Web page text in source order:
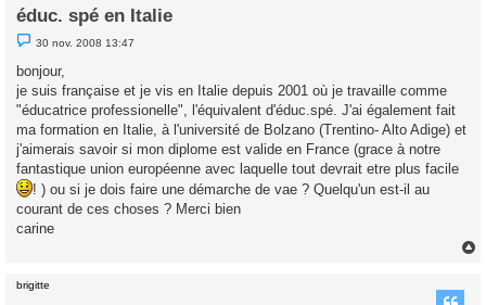
éduc. spé en Italie
M
e
s
a
g
e
n
n
l
30 nov. 2008 13:47
bonjour,
je suis française et je vis en Italie depuis 2001 où je travaille comme
"éducatrice professionelle", l'équivalent d'éduc.spé. J'ai également fait
ma formation en Italie, à l'université de Bolzano (Trentino- Alto Adige) et
j'aimerais savoir si mon diplome est valide en France (grace à notre
fantastique union européenne avec laquelle tout devrait etre plus facile
! ) ou si je dois faire une démarche de vae ? Quelqu'un est-il au
courant de ces choses ? Merci bien
carine
brigitte